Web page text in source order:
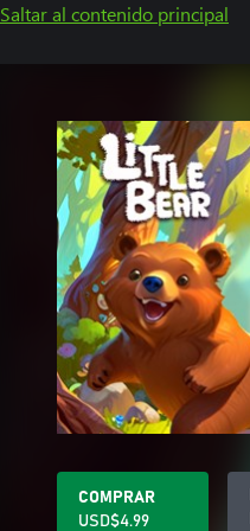
Saltar al contenido principal
COMPRAR
USD$4.99